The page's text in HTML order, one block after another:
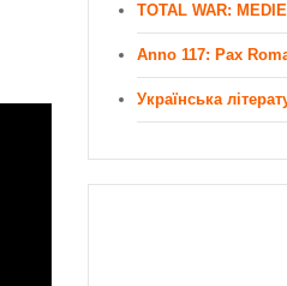
TOTAL WAR:
Anno 117: Pax
Українська